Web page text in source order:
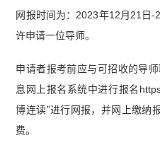
网报时间为：2023年12月21日
许申请一位导师。
申请者报考前应与可招收的导
息网上报名系统中进行报名
博连读”进行网报，并网上缴纳
费。